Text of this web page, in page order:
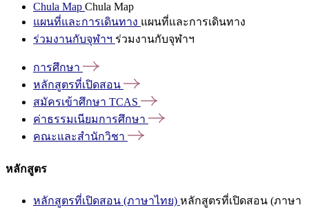
Chula Map Chula Map
แผนที่และการเดินทาง แผนที่และการเดินทาง
ร่วมงานกับจุฬาฯ ร่วมงานกับจุฬาฯ
การศึกษา
หลักสูตรที่เปิดสอน
สมัครเข้าศึกษา TCAS
ค่าธรรมเนียมการศึกษา
คณะและสำนักวิชา
หลักสูตร
หลักสูตรที่เปิดสอน (ภาษาไทย) หลักสูตรที่เปิดสอน (ภาษา